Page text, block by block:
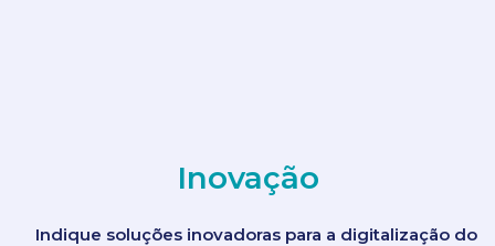
Inovação
Indique soluções inovadoras para a digitalização do